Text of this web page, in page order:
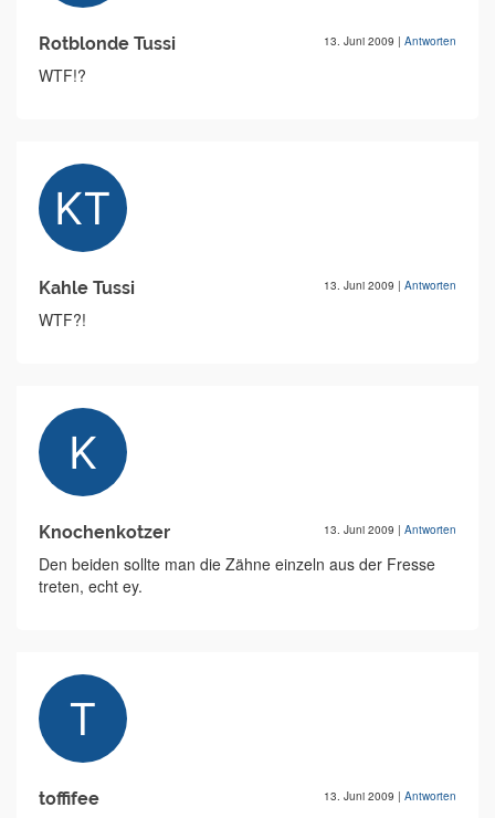
Rotblonde Tussi 13. Juni 2009 | Antworten
WTF!?
Kahle Tussi 13. Juni 2009 | Antworten
WTF?!
Knochenkotzer 13. Juni 2009 | Antworten
Den beiden sollte man die Zähne einzeln aus der Fresse
treten, echt ey.
toffifee 13. Juni 2009 | Antworten